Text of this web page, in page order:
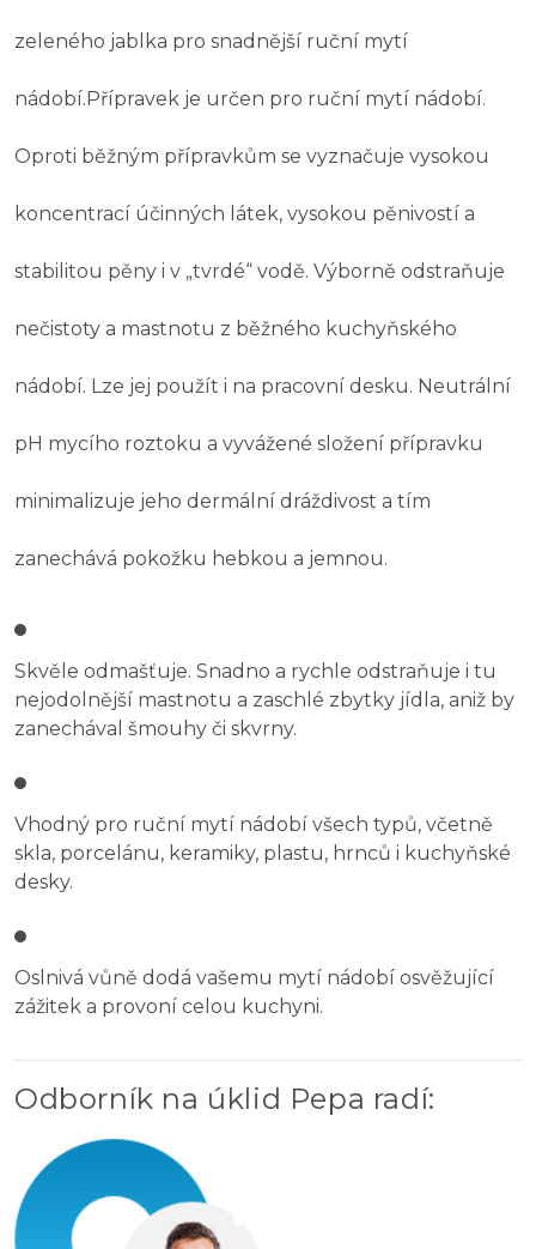
zeleného jablka pro snadnější ruční mytí
nádobí.Přípravek je určen pro ruční mytí nádobí.
Oproti běžným přípravkům se vyznačuje vysokou
koncentrací účinných látek, vysokou pěnivostí a
stabilitou pěny i v „tvrdé“ vodě. Výborně odstraňuje
nečistoty a mastnotu z běžného kuchyňského
nádobí. Lze jej použít i na pracovní desku. Neutrální
pH mycího roztoku a vyvážené složení přípravku
minimalizuje jeho dermální dráždivost a tím
zanechává pokožku hebkou a jemnou.
Skvěle odmašťuje. Snadno a rychle odstraňuje i tu
nejodolnější mastnotu a zaschlé zbytky jídla, aniž by
zanechával šmouhy či skvrny.
Vhodný pro ruční mytí nádobí všech typů, včetně
skla, porcelánu, keramiky, plastu, hrnců i kuchyňské
desky.
Oslnivá vůně dodá vašemu mytí nádobí osvěžující
zážitek a provoní celou kuchyni.
Odborník na úklid Pepa radí: